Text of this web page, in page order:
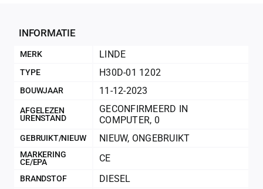
INFORMATIE
MERK LINDE
TYPE H30D-01 1202
BOUWJAAR 11-12-2023
AFGELEZEN
URENSTAND
GECONFIRMEERD IN
COMPUTER, 0
GEBRUIKT/NIEUW NIEUW, ONGEBRUIKT
MARKERING
CE/EPA
CE
BRANDSTOF DIESEL